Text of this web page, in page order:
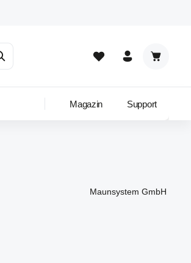
Magazin Support
Maunsystem GmbH